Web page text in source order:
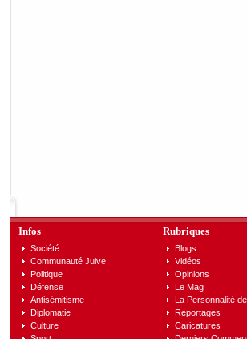
Infos
Société
Communauté Juive
Politique
Défense
Antisémitisme
Diplomatie
Culture
Rubriques
Blogs
Vidéos
Opinions
Le Mag
La Personnalité
Reportages
Caricatures